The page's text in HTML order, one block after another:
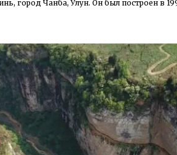
художника Келвина
город Чанба, Улун. Он был построен в